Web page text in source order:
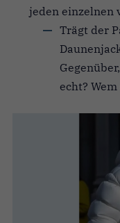
jeden einzelnen
Trägt der
echt?